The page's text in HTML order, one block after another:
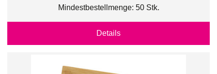
Mindestbestellmenge: 50 Stk.
Details